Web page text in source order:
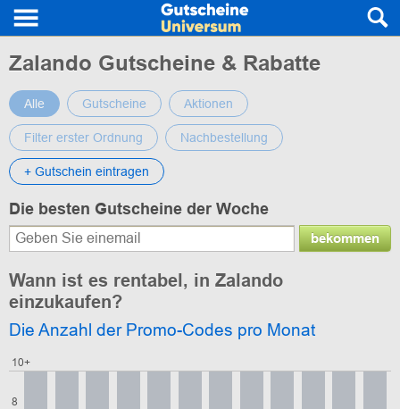
Zalando Gutscheine & Rabatte
Alle Gutscheine Aktionen
Filter erster Ordnung Nachbestellung
+ Gutschein eintragen
Die besten Gutscheine der Woche
bekommen
Wann ist es rentabel, in Zalando
einzukaufen?
Die Anzahl der Promo-Codes pro Monat
8
10+